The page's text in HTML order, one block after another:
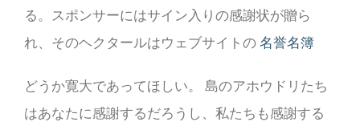
る。スポンサーにはサイン入りの感謝状が贈ら
れ、そのヘクタールはウェブサイトの 名誉名簿
どうか寛大であってほしい。 島のアホウドリたち
はあなたに感謝するだろうし、私たちも感謝する